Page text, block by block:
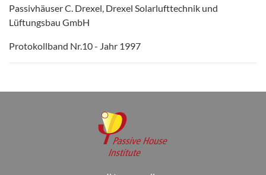
Passivhäuser C. Drexel, Drexel Solarlufttechnik und
Lüftungsbau GmbH
Protokollband Nr.10 - Jahr 1997